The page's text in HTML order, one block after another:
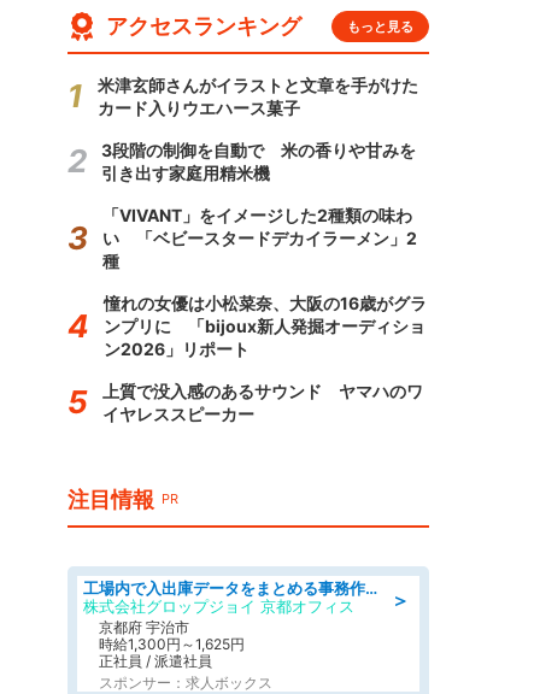
アクセスランキング もっと見る
米津玄師さんがイラストと文章を手がけた
カード入りウエハース菓子
3段階の制御を自動で 米の香りや甘みを
引き出す家庭用精米機
「VIVANT」をイメージした2種類の味わ
い 「ベビースタードデカイラーメン」2
種
憧れの女優は小松菜奈、大阪の16歳がグラ
ンプリに 「bijoux新人発掘オーディショ
ン2026」リポート
上質で没入感のあるサウンド ヤマハのワ
イヤレススピーカー
注目情報 PR
＞
工場内で入出庫データをまとめる事務作業/車通勤OK/交通費支給/食堂あり
株式会社グロップジョイ 京都オフィス
京都府 宇治市
時給1,300円～1,625円
正社員 / 派遣社員
スポンサー：求人ボックス